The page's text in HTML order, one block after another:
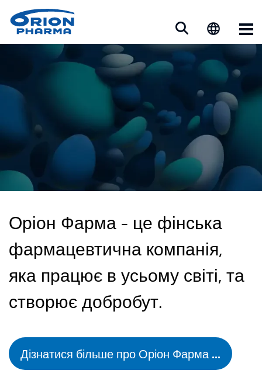
Оріон Фарма - це фінська
фармацевтична компанія,
яка працює в усьому світі, та
створює добробут.
Дізнатися більше про Оріон Фарма ...